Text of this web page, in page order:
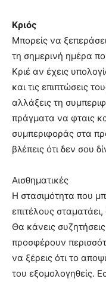
Κριός
Μπορείς να
τη σημερινή ημέρα
Κριέ αν έχεις
και τις επιπτώσεις
αλλάξεις τη
πράγματα να φταις
συμπεριφοράς στα
βλέπεις ότι δεν σου
Αισθηματικές
Η στασιμότητα που
επιτέλους
Θα κάνεις
προσφέρουν
να ξέρεις ότι το
του εξομολογηθείς.